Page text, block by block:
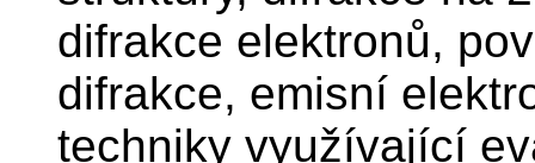
difrakce elektronů,
difrakce, emisní
techniky využívající